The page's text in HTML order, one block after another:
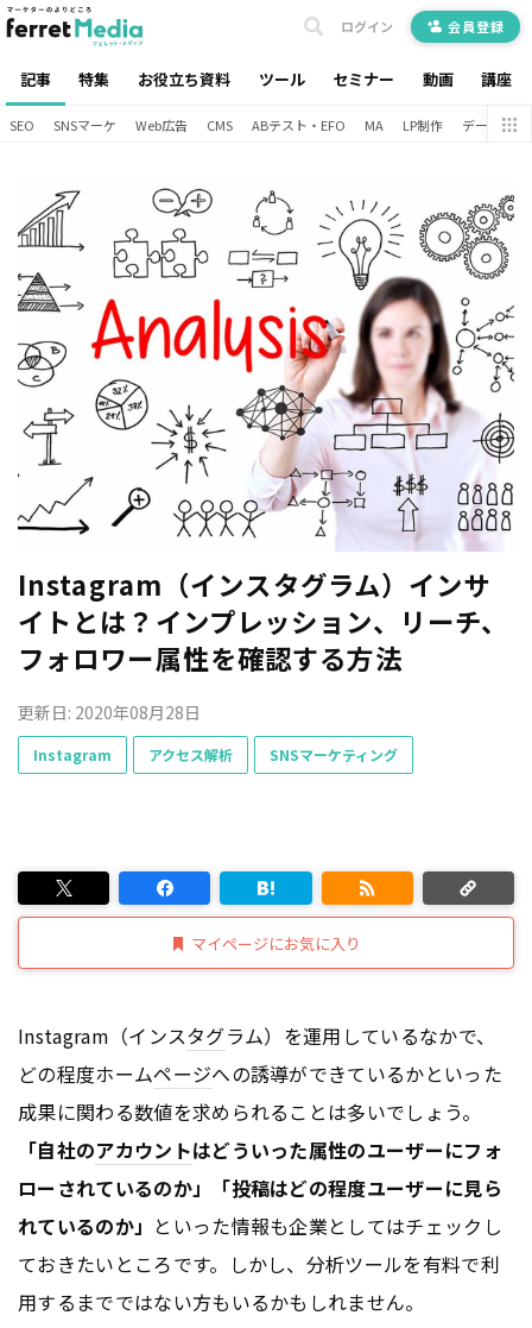
記事 特集 お役立ち資料 ツール セミナー 動画 講座
ログイン 会員登録
SEO SNSマーケ Web広告 CMS ABテスト・EFO MA LP制作 データ分析
Instagram（インスタグラム）インサ
イトとは？インプレッション、リーチ、
フォロワー属性を確認する方法
更新日: 2020年08月28日
Instagram アクセス解析 SNSマーケティング
マイページにお気に入り
Instagram（インスタグラム）を運用しているなかで、
どの程度ホームページへの誘導ができているかといった
成果に関わる数値を求められることは多いでしょう。
「自社のアカウントはどういった属性のユーザーにフォ
ローされているのか」「投稿はどの程度ユーザーに見ら
れているのか」 といった情報も企業としてはチェックし
ておきたいところです。しかし、分析ツールを有料で利
用するまでではない方もいるかもしれません。